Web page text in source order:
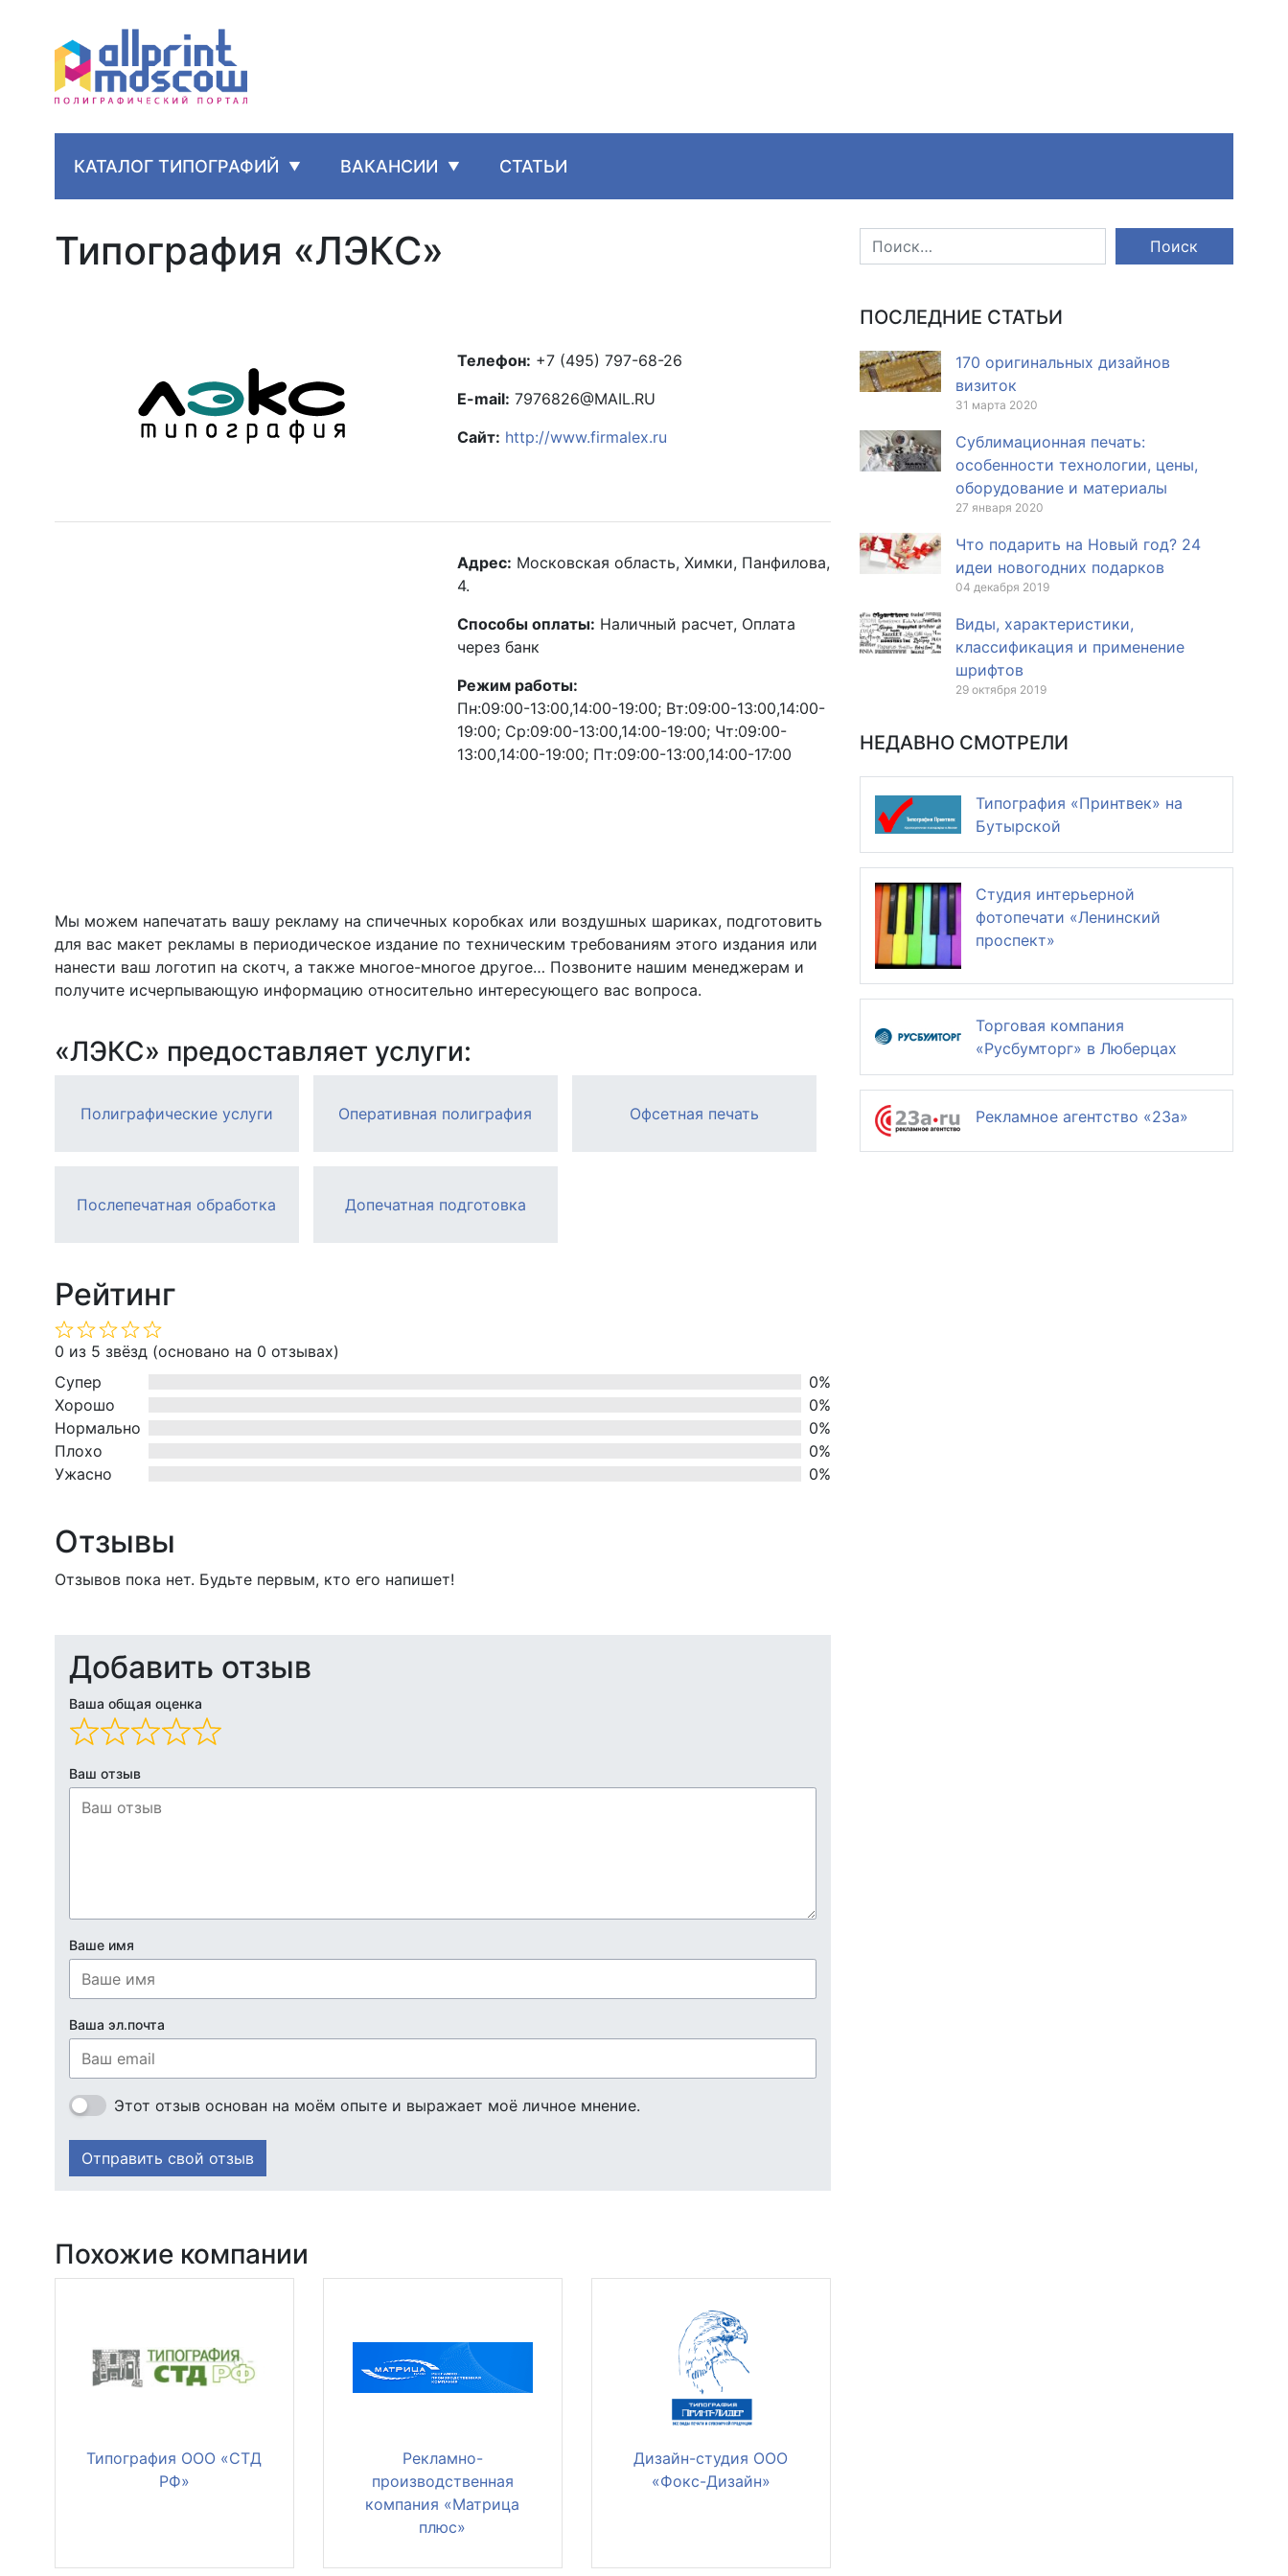
КАТАЛОГ ТИПОГРАФИЙ ВАКАНСИИ СТАТЬИ
Типография «ЛЭКС»
Телефон: +7 (495) 797-68-26
E-mail: 7976826@MAIL.RU
Сайт: http://www.firmalex.ru
Адрес: Московская область, Химки, Панфилова,
4.
Способы оплаты: Наличный расчет, Оплата
через банк
Режим работы:
Пн:09:00-13:00,14:00-19:00; Вт:09:00-13:00,14:00-
19:00; Ср:09:00-13:00,14:00-19:00; Чт:09:00-
13:00,14:00-19:00; Пт:09:00-13:00,14:00-17:00
Мы можем напечатать вашу рекламу на спичечных коробках или воздушных шариках, подготовить
для вас макет рекламы в периодическое издание по техническим требованиям этого издания или
нанести ваш логотип на скотч, а также многое-многое другое… Позвоните нашим менеджерам и
получите исчерпывающую информацию относительно интересующего вас вопроса.
«ЛЭКС» предоставляет услуги:
Полиграфические услуги Оперативная полиграфия Офсетная печать
Послепечатная обработка Допечатная подготовка
Рейтинг
Оценка
0
из
5
0 из 5 звёзд (основано на 0 отзывах)
Супер
0%
Хорошо
0%
Нормально
0%
Плохо
0%
Ужасно
0%
Отзывы
Отзывов пока нет. Будьте первым, кто его напишет!
Добавить отзыв
Ваша общая оценка
Ваш отзыв
Ваше имя
Ваша эл.почта
Этот отзыв основан на моём опыте и выражает моё личное мнение.
Отправить свой отзыв
Похожие компании
Типография ООО «СТД
РФ»
Рекламно-
производственная
компания «Матрица
плюс»
Дизайн-студия ООО
«Фокс-Дизайн»
ПОСЛЕДНИЕ СТАТЬИ
170 оригинальных дизайнов
визиток
31 марта 2020
Сублимационная печать:
особенности технологии, цены,
оборудование и материалы
27 января 2020
Что подарить на Новый год? 24
идеи новогодних подарков
04 декабря 2019
Виды, характеристики,
классификация и применение
шрифтов
29 октября 2019
НЕДАВНО СМОТРЕЛИ
Типография «Принтвек» на
Бутырской
Студия интерьерной
фотопечати «Ленинский
проспект»
Торговая компания
«Русбумторг» в Люберцах
Рекламное агентство «23а»